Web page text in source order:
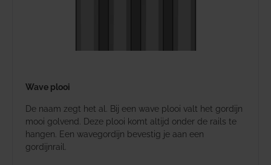
Wave plooi
De naam zegt het al. Bij een wave plooi valt het gordijn
mooi golvend. Deze plooi komt altijd onder de rails te
hangen. Een wavegordijn bevestig je aan een
gordijnrail.